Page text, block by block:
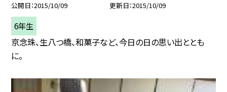
公開日 2015/10/09 更新日 2015/10/09
6年生
京念珠、生八つ橋、和菓子など、今日の日の思い出ととも
に。